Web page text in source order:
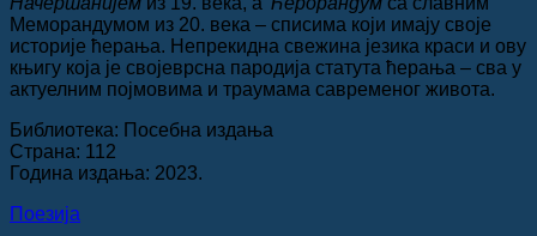
Меморандумом из 20. века – списима који имају своје
историје ћерања. Непрекидна свежина језика краси и ову
књигу која је својеврсна пародија статута ћерања – сва у
актуелним појмовима и траумама савременог живота.
Библиотека: Посебна издања
Страна: 112
Година издања: 2023.
Поезија